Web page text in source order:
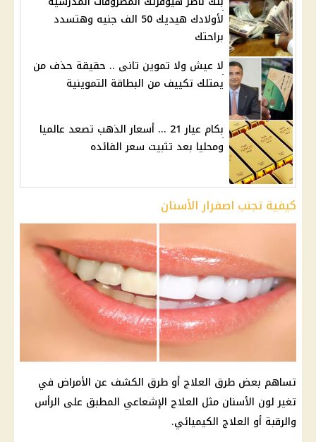
لأولادك هيديك 50 الف جنيه وهتسدد
براحتك
لا عيش ولا تموين تانى .. حقيقة حذف من
يمتلك تكييف من البطاقة التموينية
بكام عيار 21 ... أسعار الذهب تصعد عالميا
ومحليا بعد تثبيت سعر الفائده
كيفية تجنب اصفرار الأسنان
تساهم بعض طرق العلاج أو طرق الكشف عن الأمراض في
تغير لون الأسنان مثل العلاج الإشعاعي المطبق على الرأس
والرقبة أو العلاج الكيميائي.